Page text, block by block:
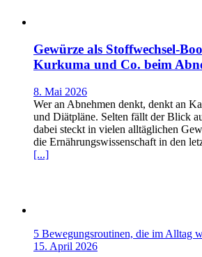
Gewürze als Stoffwechsel-
Kurkuma und Co. beim
8. Mai 2026
Wer an Abnehmen denkt, denkt an
und Diätpläne. Selten fällt der Blick
dabei steckt in vielen alltäglichen
die Ernährungswissenschaft in den
[...]
5 Bewegungsroutinen, die im Alltag
15. April 2026